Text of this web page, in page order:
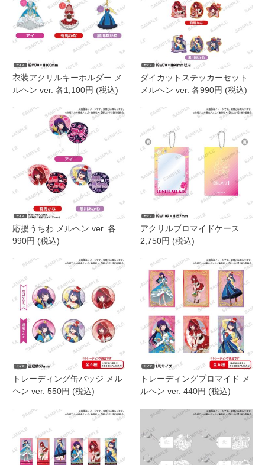
衣装アクリルキーホルダー メ
ルヘン ver. 各1,100円 (税込)
ダイカットステッカーセット
メルヘン ver. 各990円 (税込)
応援うちわ メルヘン ver. 各
990円 (税込)
アクリルブロマイドケース
2,750円 (税込)
トレーディング缶バッジ メル
ヘン ver. 550円 (税込)
トレーディングブロマイド メ
ルヘン ver. 440円 (税込)